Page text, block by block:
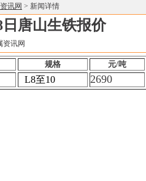
讯网 > 新闻详情
日唐山生铁报价
资讯网
规格 元/吨
L8至10 2690